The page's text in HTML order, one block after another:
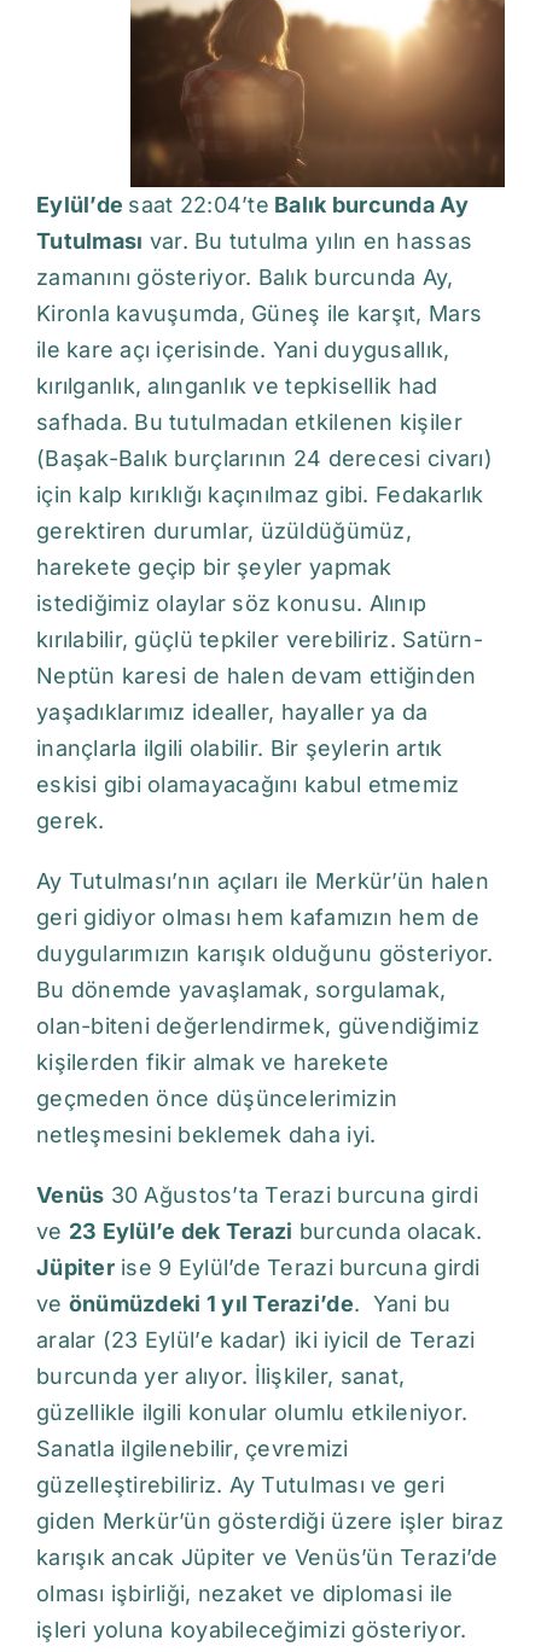
Eylül’de saat 22:04’te Balık burcunda Ay
Tutulması var. Bu tutulma yılın en hassas
zamanını gösteriyor. Balık burcunda Ay,
Kironla kavuşumda, Güneş ile karşıt, Mars
ile kare açı içerisinde. Yani duygusallık,
kırılganlık, alınganlık ve tepkisellik had
safhada. Bu tutulmadan etkilenen kişiler
(Başak-Balık burçlarının 24 derecesi civarı)
için kalp kırıklığı kaçınılmaz gibi. Fedakarlık
gerektiren durumlar, üzüldüğümüz,
harekete geçip bir şeyler yapmak
istediğimiz olaylar söz konusu. Alınıp
kırılabilir, güçlü tepkiler verebiliriz. Satürn-
Neptün karesi de halen devam ettiğinden
yaşadıklarımız idealler, hayaller ya da
inançlarla ilgili olabilir. Bir şeylerin artık
eskisi gibi olamayacağını kabul etmemiz
gerek.
Ay Tutulması’nın açıları ile Merkür’ün halen
geri gidiyor olması hem kafamızın hem de
duygularımızın karışık olduğunu gösteriyor.
Bu dönemde yavaşlamak, sorgulamak,
olan-biteni değerlendirmek, güvendiğimiz
kişilerden fikir almak ve harekete
geçmeden önce düşüncelerimizin
netleşmesini beklemek daha iyi.
Venüs 30 Ağustos’ta Terazi burcuna girdi
ve 23 Eylül’e dek Terazi burcunda olacak.
Jüpiterise 9 Eylül’de Terazi burcuna girdi
ve önümüzdeki 1 yıl Terazi’de. Yani bu
aralar (23 Eylül’e kadar) iki iyicil de Terazi
burcunda yer alıyor. İlişkiler, sanat,
güzellikle ilgili konular olumlu etkileniyor.
Sanatla ilgilenebilir, çevremizi
güzelleştirebiliriz. Ay Tutulması ve geri
giden Merkür’ün gösterdiği üzere işler biraz
karışık ancak Jüpiter ve Venüs’ün Terazi’de
olması işbirliği, nezaket ve diplomasi ile
işleri yoluna koyabileceğimizi gösteriyor.